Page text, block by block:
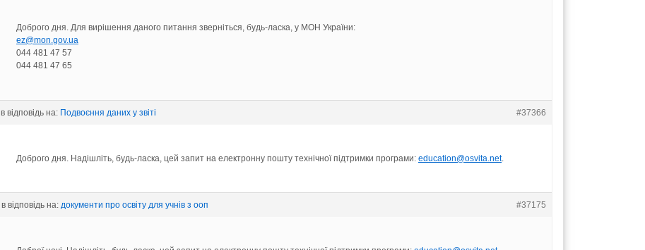
Доброго дня. Для вирішення даного питання зверніться, будь-ласка, у МОН України:
ez@mon.gov.ua
044 481 47 57
044 481 47 65
в відповідь на: Подвоєння даних у звіті #37366
Доброго дня. Надішліть, будь-ласка, цей запит на електронну пошту технічної підтримки програми: education@osvita.net.
в відповідь на: документи про освіту для учнів з ооп #37175